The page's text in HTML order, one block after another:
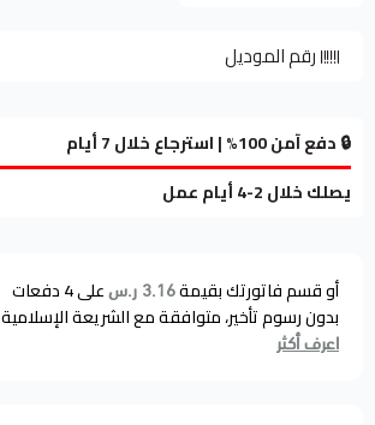
رقم الموديل
🔒 دفع آمن 100% | استرجاع خلال 7 أيام
يصلك خلال 2-4 أيام عمل
أو قسم فاتورتك بقيمة3.16 ر.س على4دفعات
بدون رسوم تأخير، متوافقة مع الشريعة الإسلامية
اعرف أكثر